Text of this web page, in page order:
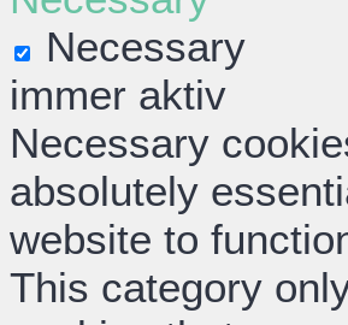
Necessary
immer aktiv
Necessary
absolutely
website to
This category